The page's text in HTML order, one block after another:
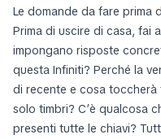
Le domande da fare prima
Prima di uscire di casa, fai
impongano risposte
questa Infiniti? Perché la
di recente e cosa toccherà
solo timbri? C’è qualcosa
presenti tutte le chiavi?